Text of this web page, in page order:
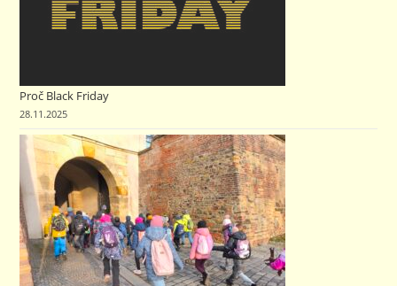
Proč Black Friday
28.11.2025